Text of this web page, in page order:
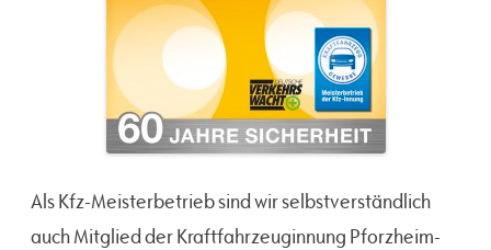
Als Kfz-Meisterbetrieb sind wir selbstverständlich
auch Mitglied der Kraftfahrzeuginnung Pforzheim-